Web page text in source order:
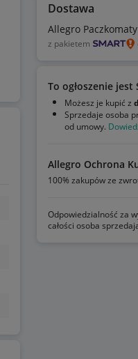
Dostawa
Allegro
z pakietem
To ogłoszenie jest
Możesz je kupić z
Sprzedaje osoba
od umowy.
Allegro Ochrona
100% zakupów ze
Odpowiedzialność za
całości osoba